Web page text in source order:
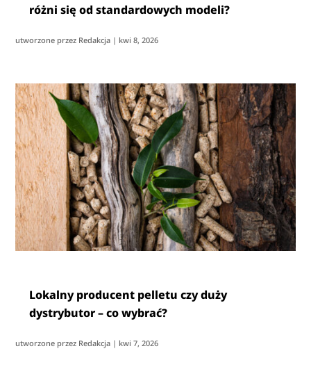
różni się od standardowych modeli?
utworzone przez Redakcja | kwi 8, 2026
Lokalny producent pelletu czy duży
dystrybutor – co wybrać?
utworzone przez Redakcja | kwi 7, 2026